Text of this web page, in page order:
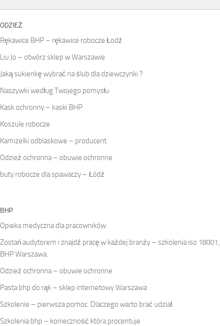
ODZIEŻ
Rękawice BHP – rękawice robocze Łodź
Liu Jo – otwórz sklep w Warszawie
Jaką sukienkę wybrać na ślub dla dziewczynki ?
Naszywki według Twojego pomysłu
Kask ochronny – kaski BHP
Koszule robocze
Kamizelki odblaskowe – producent
Odzież ochronna – obuwie ochronne
buty robocze dla spawaczy – Łódź
BHP
Opieka medyczna dla pracowników
Zostań audytorem i znajdź pracę w każdej branży – szkolenia iso 18001,
BHP Warszawa.
Odzież ochronna – obuwie ochronne
Pasta bhp do rąk – sklep internetowy Warszawa
Szkolenie – pierwsza pomoc. Dlaczego warto brać udział.
Szkolenia bhp – konieczność która procentuje